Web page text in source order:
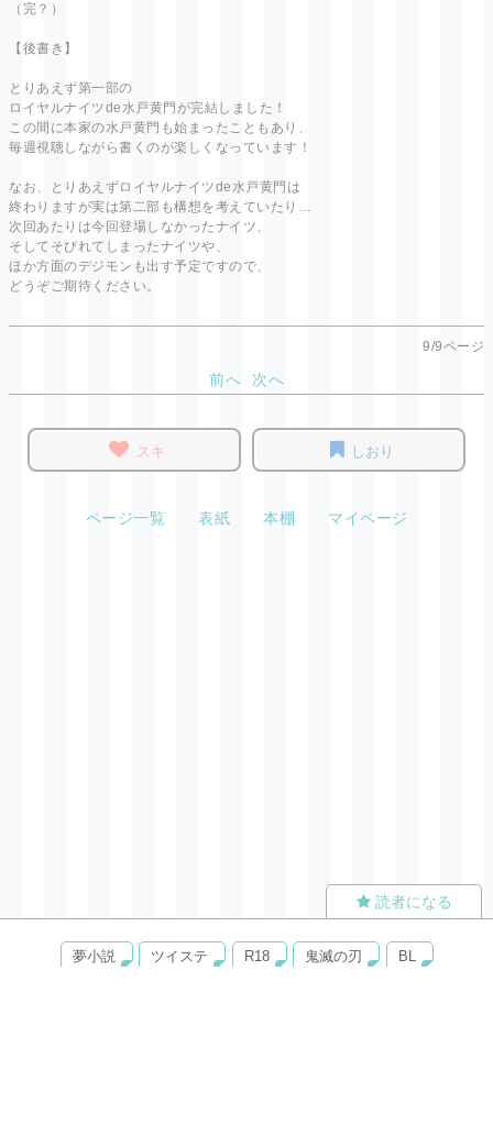
（完？）
【後書き】
とりあえず第一部の
ロイヤルナイツde水戸黄門が完結しました！
この間に本家の水戸黄門も始まったこともあり、
毎週視聴しながら書くのが楽しくなっています！
なお、とりあえずロイヤルナイツde水戸黄門は
終わりますが実は第二部も構想を考えていたり…
次回あたりは今回登場しなかったナイツ、
そしてそびれてしまったナイツや、
ほか方面のデジモンも出す予定ですので、
どうぞご期待ください。
9/9ページ
前へ 次へ
スキ しおり
ページ一覧 表紙 本棚 マイページ
夢小説 ツイステ R18 鬼滅の刃 BL
読者になる